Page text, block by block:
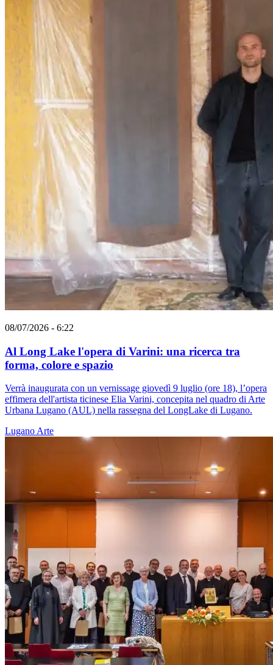
08/07/2026 - 6:22
Al Long Lake l'opera di Varini: una ricerca tra
forma, colore e spazio
Verrà inaugurata con un vernissage giovedì 9 luglio (ore 18), l’opera
effimera dell'artista ticinese Elia Varini, concepita nel quadro di Arte
Urbana Lugano (AUL) nella rassegna del LongLake di Lugano.
Lugano Arte